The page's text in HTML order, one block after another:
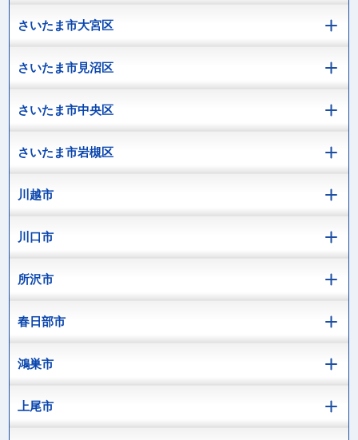
さいたま市大宮区
さいたま市見沼区
さいたま市中央区
さいたま市岩槻区
川越市
川口市
所沢市
春日部市
鴻巣市
上尾市